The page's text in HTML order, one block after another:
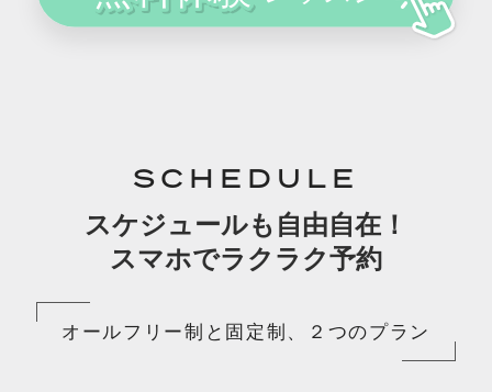
SCHEDULE
スケジュールも自由自在！
スマホでラクラク予約
オールフリー制と固定制、２つのプラン